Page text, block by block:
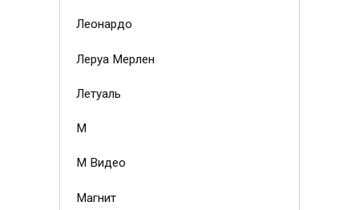
Леонардо
Леруа Мерлен
Летуаль
М
М Видео
Магнит